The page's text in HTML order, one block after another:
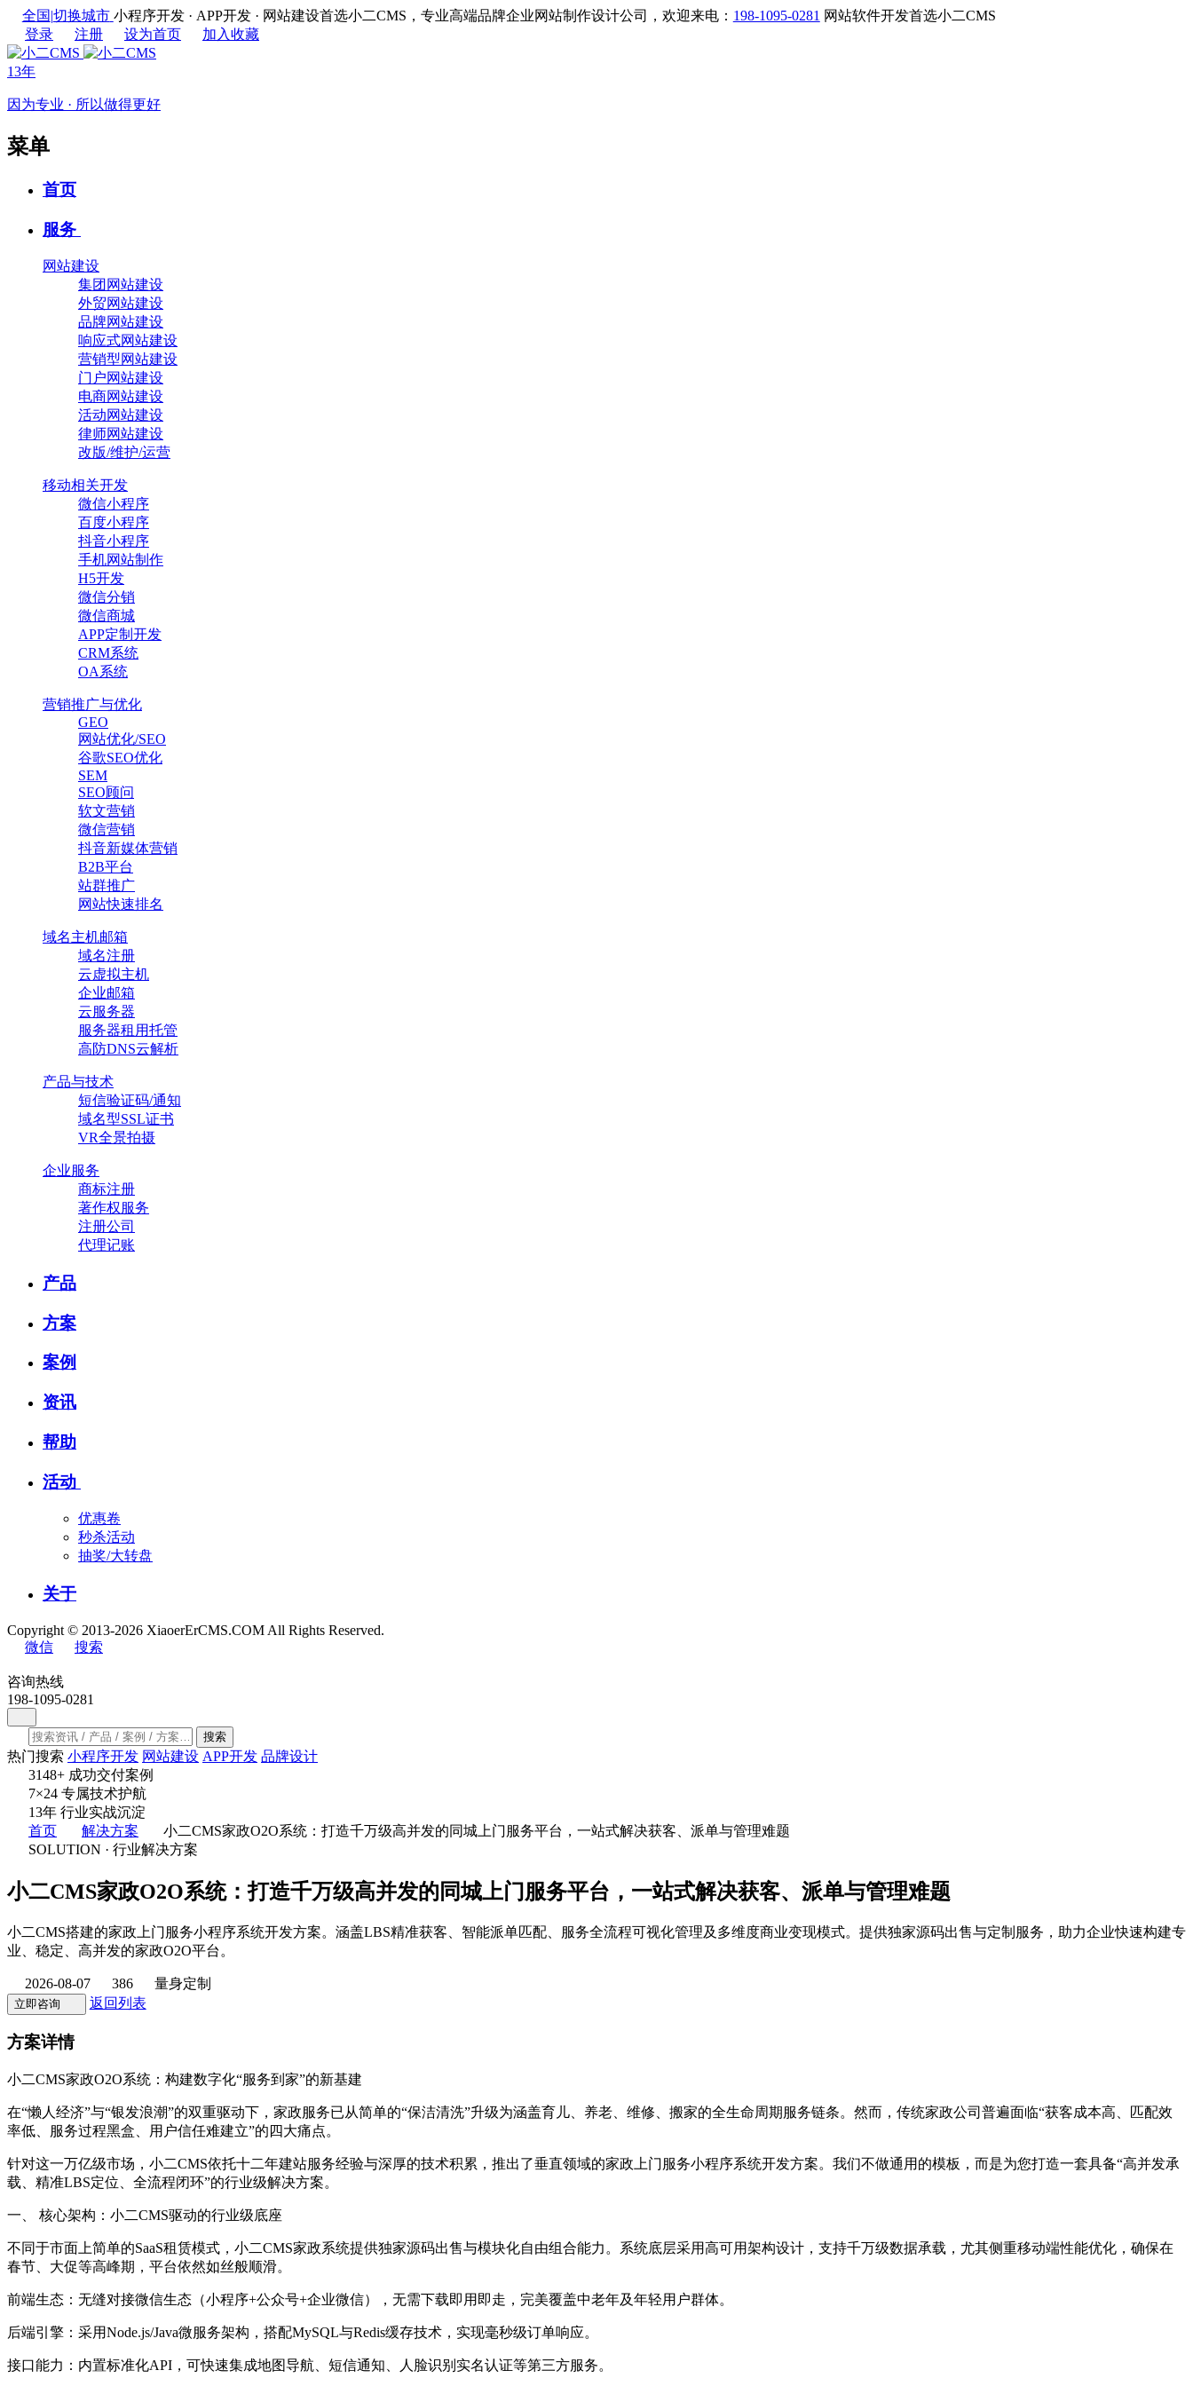
全国|切换城市 小程序开发 · APP开发 · 网站建设首选小二CMS，专业高端品牌企业网站制作设计公司，欢迎来电： 198-1095-0281 网站软件开发首选小二CMS
登录
注册 设为首页 加入收藏
13年
因为专业 · 所以做得更好
菜单
首页
服务
网站建设
集团网站建设
外贸网站建设
品牌网站建设
响应式网站建设
营销型网站建设
门户网站建设
电商网站建设
活动网站建设
律师网站建设
改版/维护/运营
移动相关开发
微信小程序
百度小程序
抖音小程序
手机网站制作
H5开发
微信分销
微信商城
APP定制开发
CRM系统
OA系统
营销推广与优化
GEO
网站优化/SEO
谷歌SEO优化
SEM
SEO顾问
软文营销
微信营销
抖音新媒体营销
B2B平台
站群推广
网站快速排名
域名主机邮箱
域名注册
云虚拟主机
企业邮箱
云服务器
服务器租用托管
高防DNS云解析
产品与技术
短信验证码/通知
域名型SSL证书
VR全景拍摄
企业服务
商标注册
著作权服务
注册公司
代理记账
产品
方案
案例
资讯
帮助
活动
优惠卷
秒杀活动
抽奖/大转盘
关于
Copyright © 2013-2026 XiaoerErCMS.COM All Rights Reserved.
微信
搜索
咨询热线
198-1095-0281
搜索
热门搜索 小程序开发 网站建设 APP开发 品牌设计
3148+ 成功交付案例
7×24 专属技术护航
13年 行业实战沉淀
首页
解决方案
小二CMS家政O2O系统：打造千万级高并发的同城上门服务平台，一站式解决获客、派单与管理难题
SOLUTION · 行业解决方案
小二CMS家政O2O系统：打造千万级高并发的同城上门服务平台，一站式解决获客、派单与管理难题
小二CMS搭建的家政上门服务小程序系统开发方案。涵盖LBS精准获客、智能派单匹配、服务全流程可视化管理及多维度商业变现模式。提供独家源码出售与定制服务，助力企业快速构建专
业、稳定、高并发的家政O2O平台。
2026-08-07 386 量身定制
立即咨询 返回列表
方案详情
小二CMS家政O2O系统：构建数字化“服务到家”的新基建
在“懒人经济”与“银发浪潮”的双重驱动下，家政服务已从简单的“保洁清洗”升级为涵盖育儿、养老、维修、搬家的全生命周期服务链条。然而，传统家政公司普遍面临“获客成本高、匹配效
率低、服务过程黑盒、用户信任难建立”的四大痛点。
针对这一万亿级市场，小二CMS依托十二年建站服务经验与深厚的技术积累，推出了垂直领域的家政上门服务小程序系统开发方案。我们不做通用的模板，而是为您打造一套具备“高并发承
载、精准LBS定位、全流程闭环”的行业级解决方案。
一、 核心架构：小二CMS驱动的行业级底座
不同于市面上简单的SaaS租赁模式，小二CMS家政系统提供独家源码出售与模块化自由组合能力。系统底层采用高可用架构设计，支持千万级数据承载，尤其侧重移动端性能优化，确保在
春节、大促等高峰期，平台依然如丝般顺滑。
前端生态：无缝对接微信生态（小程序+公众号+企业微信），无需下载即用即走，完美覆盖中老年及年轻用户群体。
后端引擎：采用Node.js/Java微服务架构，搭配MySQL与Redis缓存技术，实现毫秒级订单响应。
接口能力：内置标准化API，可快速集成地图导航、短信通知、人脸识别实名认证等第三方服务。